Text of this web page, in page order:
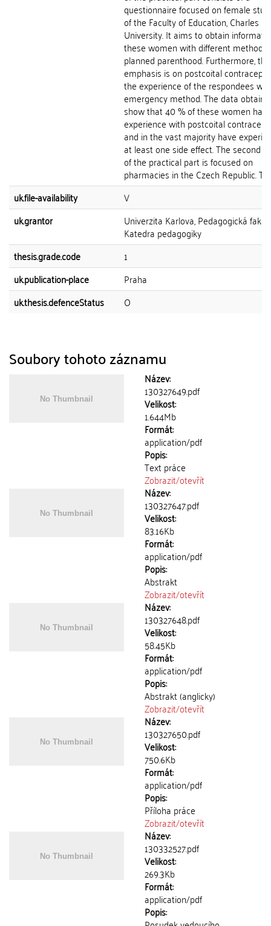
questionnaire focused on female
of the Faculty of Education, Charles
University. It aims to obtain
these women with different methods
planned parenthood. Furthermore, the
emphasis is on postcoital
the experience of the respondees
emergency method. The data
show that 40 % of these women have
experience with postcoital
and in the vast majority have
at least one side effect. The second
of the practical part is focused on
pharmacies in the Czech Republic.
uk.file-availability
V
uk.grantor
Univerzita Karlova, Pedagogická
Katedra pedagogiky
thesis.grade.code
1
uk.publication-place
Praha
uk.thesis.defenceStatus
O
Soubory tohoto záznamu
Název:
130327649.pdf
Velikost:
1.644Mb
Formát:
application/pdf
Popis:
Text práce
Zobrazit/otevřít
Název:
130327647.pdf
Velikost:
83.16Kb
Formát:
application/pdf
Popis:
Abstrakt
Zobrazit/otevřít
Název:
130327648.pdf
Velikost:
58.45Kb
Formát:
application/pdf
Popis:
Abstrakt (anglicky)
Zobrazit/otevřít
Název:
130327650.pdf
Velikost:
750.6Kb
Formát:
application/pdf
Popis:
Příloha práce
Zobrazit/otevřít
Název:
130332527.pdf
Velikost:
269.3Kb
Formát:
application/pdf
Popis: